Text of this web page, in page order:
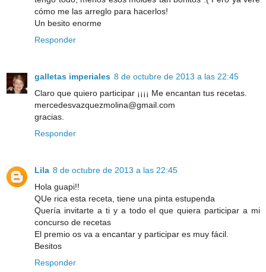
cómo me las arreglo para hacerlos!
Un besito enorme
Responder
galletas imperiales 8 de octubre de 2013 a las 22:45
Claro que quiero participar ¡¡¡¡ Me encantan tus recetas.
mercedesvazquezmolina@gmail.com
gracias.
Responder
Lila 8 de octubre de 2013 a las 22:45
Hola guapi!!
QUe rica esta receta, tiene una pinta estupenda
Quería invitarte a ti y a todo el que quiera participar a mi
concurso de recetas
El premio os va a encantar y participar es muy fácil.
Besitos
Responder